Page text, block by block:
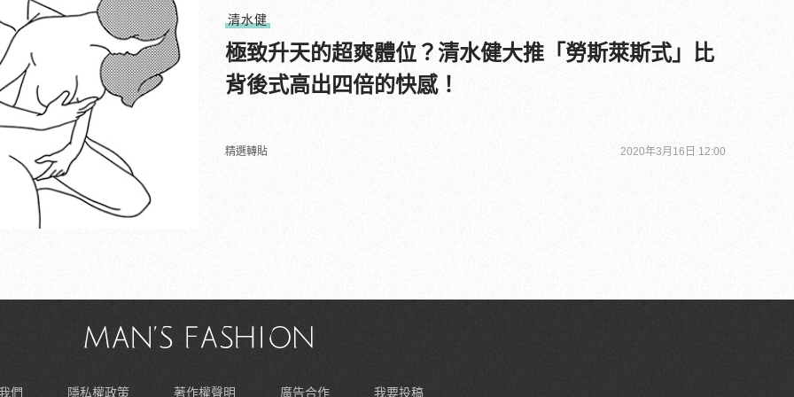
清水健
極致升天的超爽體位？清水健大推「勞斯萊斯式」比
背後式高出四倍的快感！
精選轉貼 2020年3月16日 12:00
們 隱私權政策 著作權聲明 廣告合作 我要投稿